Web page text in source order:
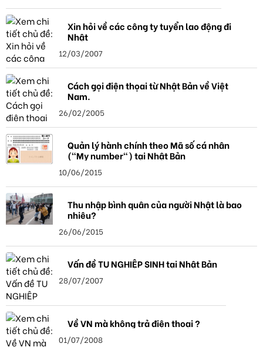
Xin hỏi về các công ty tuyển lao động đi
Nhật
12/03/2007
Cách gọi điện thọai từ Nhật Bản về Việt
Nam.
26/02/2005
Quản lý hành chính theo Mã số cá nhân
("My number") tại Nhật Bản
10/06/2015
Thu nhập bình quân của người Nhật là bao
nhiêu?
26/06/2015
Vấn đề TU NGHIỆP SINH tại Nhật Bản
28/07/2007
Về VN mà không trả điện thoại ?
01/07/2008